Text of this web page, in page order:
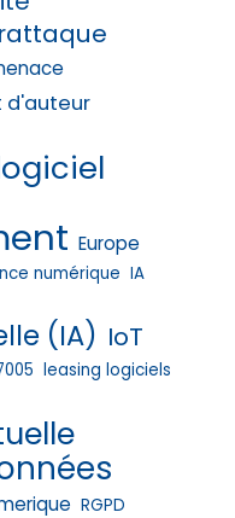
d'auteur
Europe
numérique IA
(IA) IoT
leasing logiciels
RGPD